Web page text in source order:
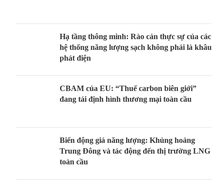
Hạ tầng thông minh: Rào cản thực sự của các
hệ thống năng lượng sạch không phải là khâu
phát điện
CBAM của EU: “Thuế carbon biên giới”
đang tái định hình thương mại toàn cầu
Biến động giá năng lượng: Khủng hoảng
Trung Đông và tác động đến thị trường LNG
toàn cầu